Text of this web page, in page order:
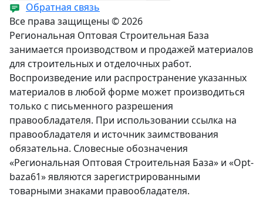
Обратная связь
Все права защищены © 2026
Региональная Оптовая Строительная База
занимается производством и продажей материалов
для строительных и отделочных работ.
Воспроизведение или распространение указанных
материалов в любой форме может производиться
только с письменного разрешения
правообладателя. При использовании ссылка на
правообладателя и источник заимствования
обязательна. Словесные обозначения
«Региональная Оптовая Строительная База» и «Opt-
baza61» являются зарегистрированными
товарными знаками правообладателя.